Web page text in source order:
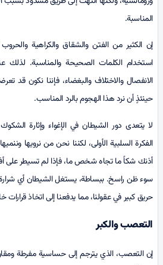
المناسبة.
إن الكثير من الفتن والشقاق والكراهية
استخدام الكلمات الصحيحة والمناسبة. لذلك
الانفصال والاختلاف والبغضاء، فإننا نكون قد
حينئذٍ أن نرد هذا الهجوم بالرد المناسب.
لا يتعدى دور الشيطان في الإغواء وإثارة
الفكرة السلبية الأولى، لكننا نحن من نرويها
أذنك شكاً ما تجاه شخص ما، فإذا لم تسيطر على
سوء ظن راسخ. ببساطة، يستغل الشيطان أي شرارة
حريق كبير في عقولنا، مما يدفعنا إلى اتخاذ
التعصب والكبر
إن التعصب، الذي يترجم إلى حساسية مفرطة